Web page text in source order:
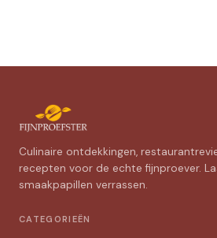
Culinaire ontdekkingen,
recepten voor de echte fijnproever.
smaakpapillen verrassen.
CATEGORIEËN